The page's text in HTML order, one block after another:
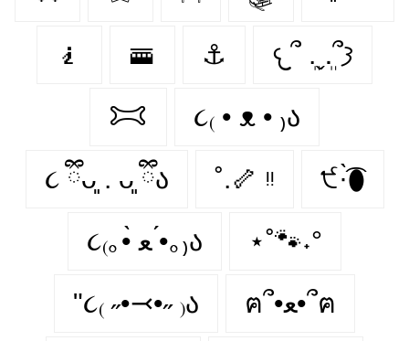
🧎‍️ 🚟 ⚓️ 𐔌՞ ܸ.ˬ.ܸ՞𐦯
𐂯 ૮₍ • ᴥ • ₎ა
૮ ྀིᴗ͈ . ᴗ͈ ྀིა ˚.🦴 ᵎᵎ ੯·̀͡⬮
૮₍｡•̀ ﻌ •́｡₎ა ⋆˚🐾˖°
"૮₍ ˶•⤙•˶ ₎ა ฅ՞•ﻌ•՞ฅ